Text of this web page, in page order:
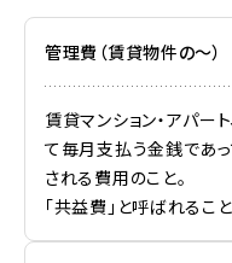
管理費（賃貸物件の～）
賃貸マンション・アパー
て毎月支払う金銭であ
される費用のこと。
「共益費」と呼ばれるこ